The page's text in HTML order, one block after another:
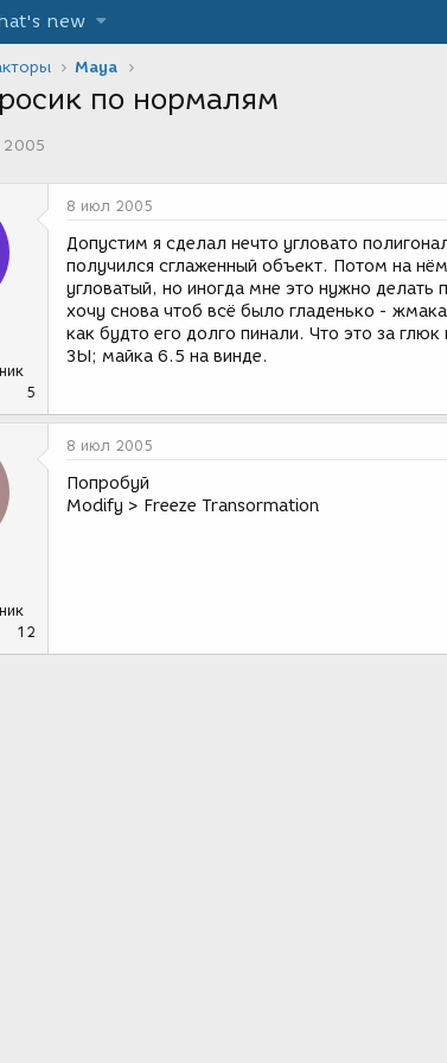
new
Maya
по нормалям
5
8 июл 2005
Допустим я сделал нечто угловато
получился сглаженный объект. Потом на
угловатый, но иногда мне это нужно
хочу снова чтоб всё было гладенько -
как будто его долго пинали. Что это за глюк
ЗЫ; майка 6.5 на винде.
12
8 июл 2005
Попробуй
Modify > Freeze Transormation